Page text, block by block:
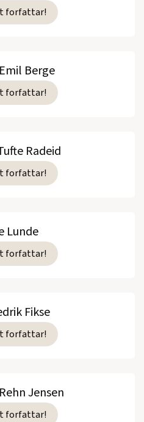
forfattar!
Berge
forfattar!
Radeid
forfattar!
Lunde
forfattar!
Fikse
forfattar!
Jensen
forfattar!